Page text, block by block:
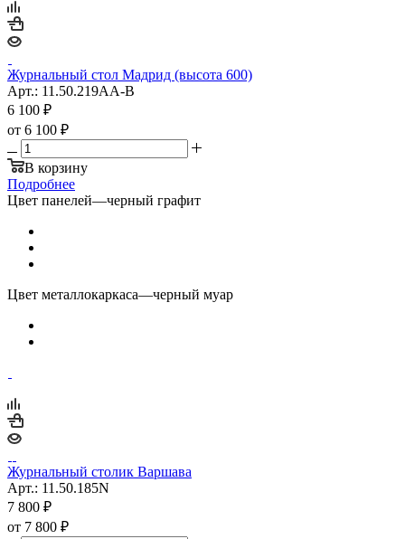
Журнальный стол Мадрид (высота 600)
Арт.: 11.50.219AA-B
6 100 ₽
от 6 100 ₽
В корзину
Подробнее
Цвет панелей—черный графит
Цвет металлокаркаса—черный муар
Журнальный столик Варшава
Арт.: 11.50.185N
7 800 ₽
от 7 800 ₽